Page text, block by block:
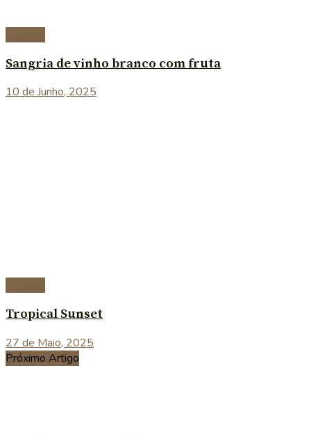
Sangria de vinho branco com fruta
10 de Junho, 2025
Tropical Sunset
27 de Maio, 2025
Próximo Artigo